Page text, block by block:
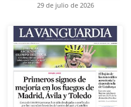
29 de julio de 2026